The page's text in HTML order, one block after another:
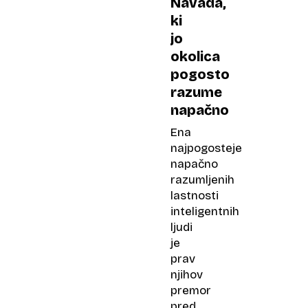
ki
jo
okolica
pogosto
razume
napačno
Ena
najpogosteje
napačno
razumljenih
lastnosti
inteligentnih
ljudi
je
prav
njihov
premor